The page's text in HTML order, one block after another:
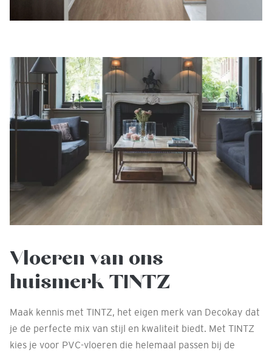
Vloeren van ons
huismerk TINTZ
Maak kennis met TINTZ, het eigen merk van Decokay dat
je de perfecte mix van stijl en kwaliteit biedt. Met TINTZ
kies je voor PVC-vloeren die helemaal passen bij de